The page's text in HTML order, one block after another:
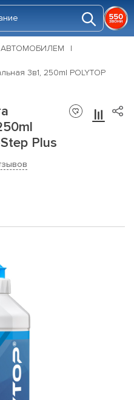
3в1, 250ml POLYTOP
Plus